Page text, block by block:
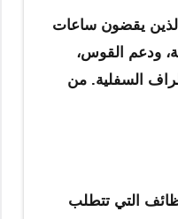
يقضون ساعات
ودعم القوس،
السفلية. من
التي تتطلب